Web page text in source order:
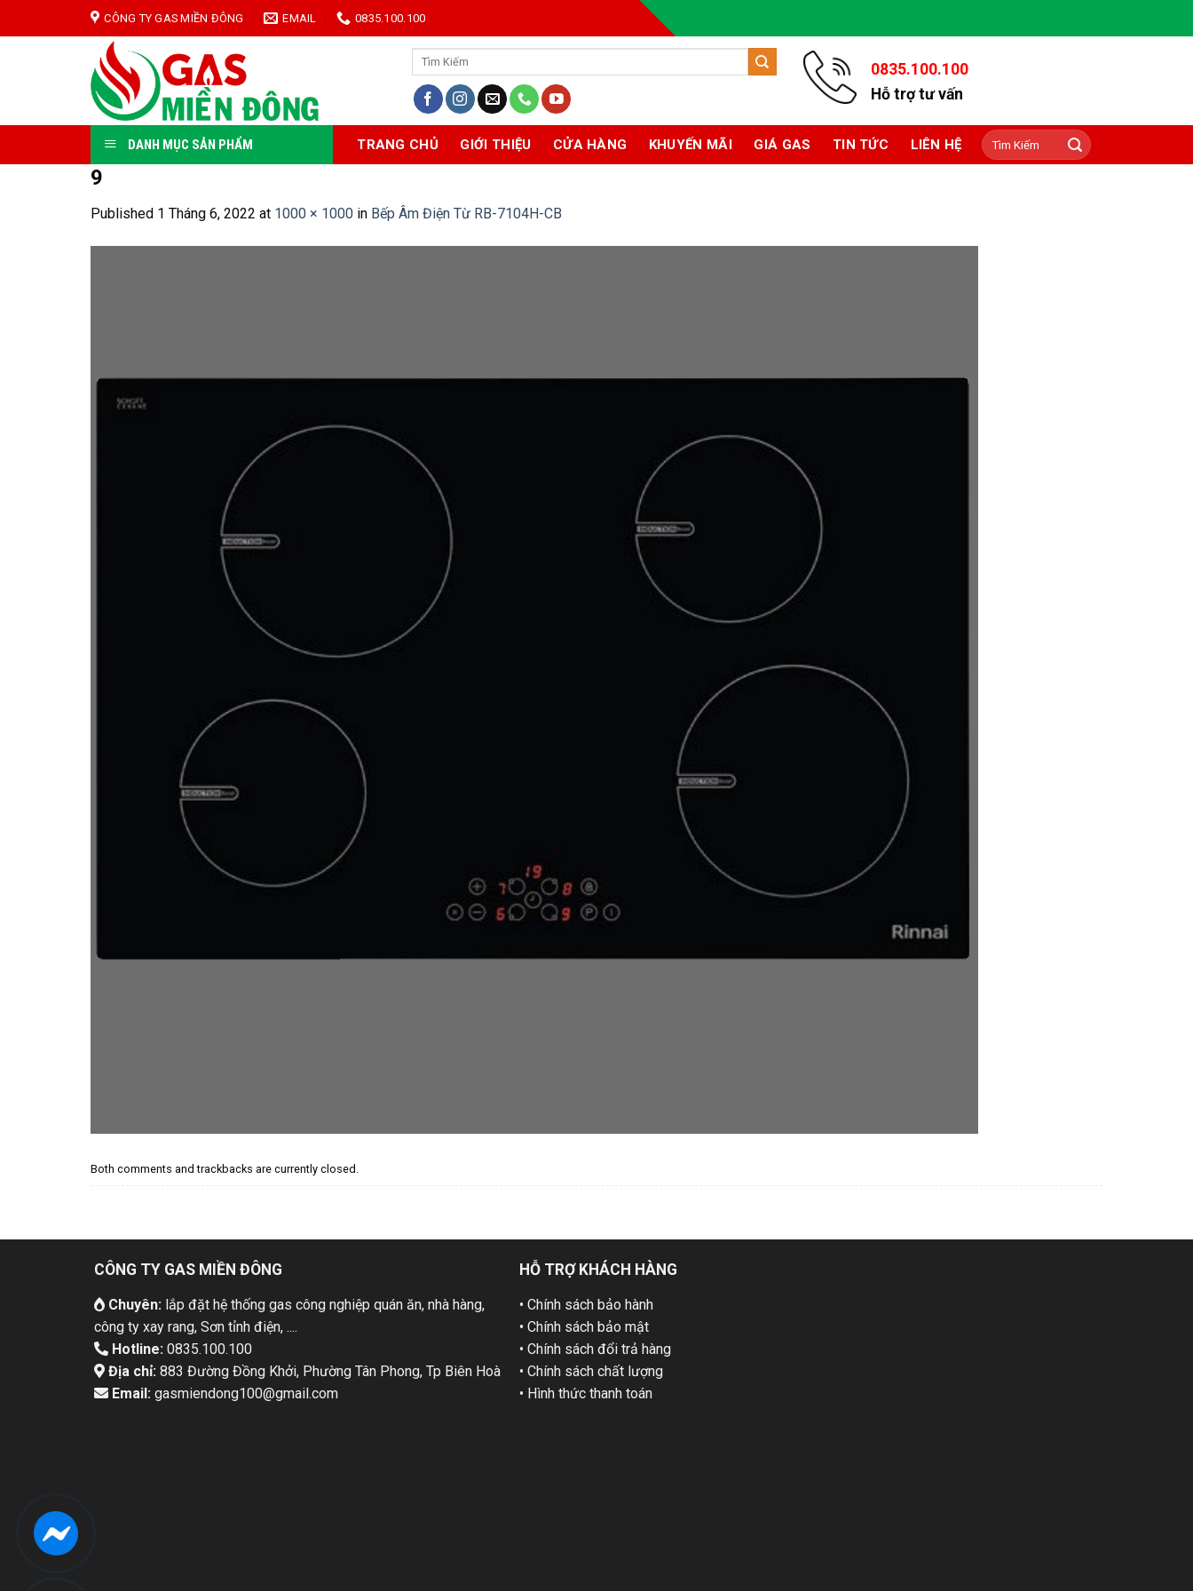
to
CÔNG TY GAS MIỀN ĐÔNG EMAIL 0835.100.100
Tìm
0835.100.100
Hỗ trợ tư vấn
DANH MỤC SẢN PHẨM TRANG CHỦ GIỚI THIỆU CỬA HÀNG KHUYẾN MÃI GIÁ GAS TIN TỨC LIÊN HỆ
Tìm
kiếm:
9
Published 1 Tháng 6, 2022 at 1000 × 1000 in Bếp Âm Điện Từ RB-7104H-CB
Both comments and trackbacks are currently closed.
CÔNG TY GAS MIỀN ĐÔNG
Chuyên:lắp đặt hệ thống gas công nghiệp quán ăn, nhà hàng,
công ty xay rang, Sơn tỉnh điện, ....
Hotline: 0835.100.100
Địa chỉ:883 Đường Đồng Khởi, Phường Tân Phong, Tp Biên Hoà
Email:gasmiendong100@gmail.com
HỖ TRỢ KHÁCH HÀNG
• Chính sách bảo hành
• Chính sách bảo mật
• Chính sách đổi trả hàng
• Chính sách chất lượng
• Hình thức thanh toán